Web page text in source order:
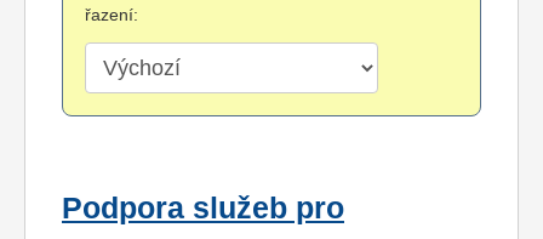
řazení:
Podpora služeb pro